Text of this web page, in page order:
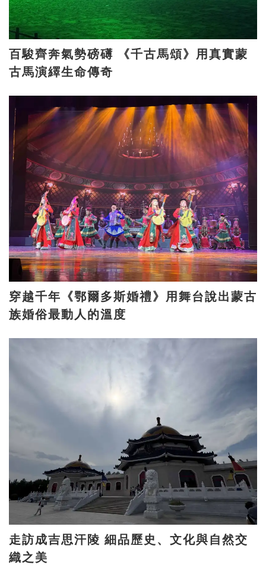
百駿齊奔氣勢磅礡 《千古馬頌》用真實蒙
古馬演繹生命傳奇
穿越千年《鄂爾多斯婚禮》用舞台說出蒙古
族婚俗最動人的溫度
走訪成吉思汗陵 細品歷史、文化與自然交
織之美